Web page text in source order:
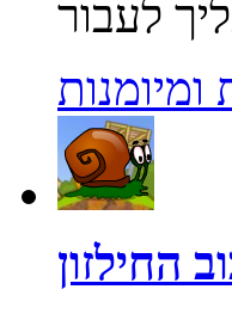
ומיומנות
החילזון